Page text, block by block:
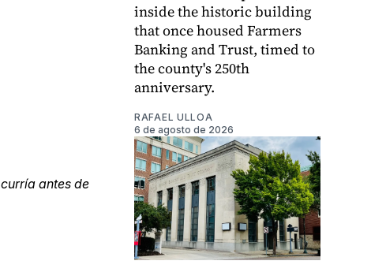
antes de
inside the historic building
that once housed Farmers
Banking and Trust, timed to
the county's 250th
anniversary.
RAFAEL ULLOA
6 de agosto de 2026